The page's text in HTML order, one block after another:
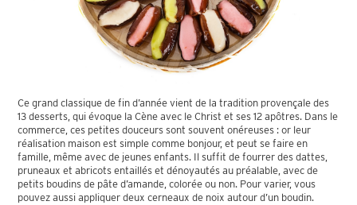
Ce grand classique de fin d’année vient de la tradition provençale des
13 desserts, qui évoque la Cène avec le Christ et ses 12 apôtres. Dans le
commerce, ces petites douceurs sont souvent onéreuses : or leur
réalisation maison est simple comme bonjour, et peut se faire en
famille, même avec de jeunes enfants. Il suffit de fourrer des dattes,
pruneaux et abricots entaillés et dénoyautés au préalable, avec de
petits boudins de pâte d’amande, colorée ou non. Pour varier, vous
pouvez aussi appliquer deux cerneaux de noix autour d’un boudin.